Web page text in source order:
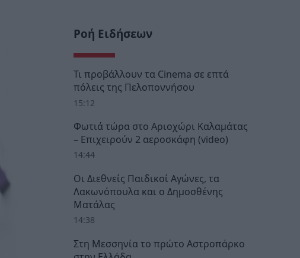
Ροή Ειδήσεων
Τι προβάλλουν τα Cinema σε επτά
πόλεις της Πελοποννήσου
15:12
Φωτιά τώρα στο Αριοχώρι Καλαμάτας
– Επιχειρούν 2 αεροσκάφη (video)
14:44
Οι Διεθνείς Παιδικοί Αγώνες, τα
Λακωνόπουλα και ο Δημοσθένης
Ματάλας
14:38
Στη Μεσσηνία το πρώτο Αστροπάρκο